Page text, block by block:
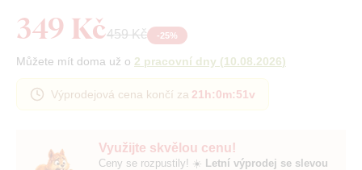
Využijte skvělou cenu!
Ceny se rozpustily! ☀️ Letní výprodej se slevou
349 Kč459 Kč -25%
Můžete mít doma už o 2 pracovní dny (10.08.2026)
Výprodejová cena končí za 21h:0m:50v